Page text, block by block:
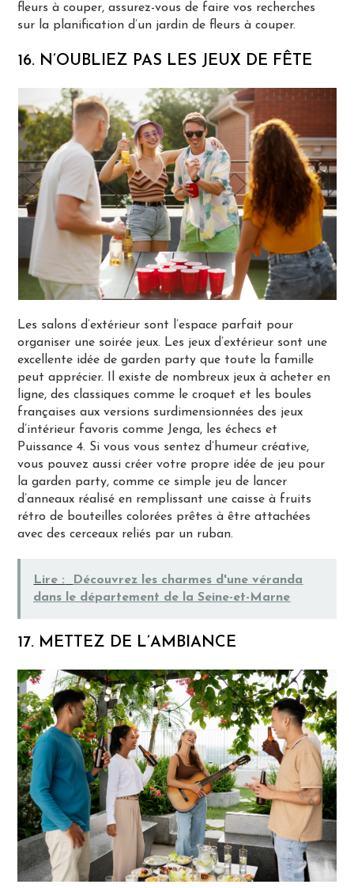
fleurs à couper, assurez-vous de faire vos recherches
sur la planification d’un jardin de fleurs à couper.
16. N’OUBLIEZ PAS LES JEUX DE FÊTE
Les salons d’extérieur sont l’espace parfait pour
organiser une soirée jeux. Les jeux d’extérieur sont une
excellente idée de garden party que toute la famille
peut apprécier. Il existe de nombreux jeux à acheter en
ligne, des classiques comme le croquet et les boules
françaises aux versions surdimensionnées des jeux
d’intérieur favoris comme Jenga, les échecs et
Puissance 4. Si vous vous sentez d’humeur créative,
vous pouvez aussi créer votre propre idée de jeu pour
la garden party, comme ce simple jeu de lancer
d’anneaux réalisé en remplissant une caisse à fruits
rétro de bouteilles colorées prêtes à être attachées
avec des cerceaux reliés par un ruban.
Lire :
Découvrez les charmes d'une véranda
dans le département de la Seine-et-Marne
17. METTEZ DE L’AMBIANCE